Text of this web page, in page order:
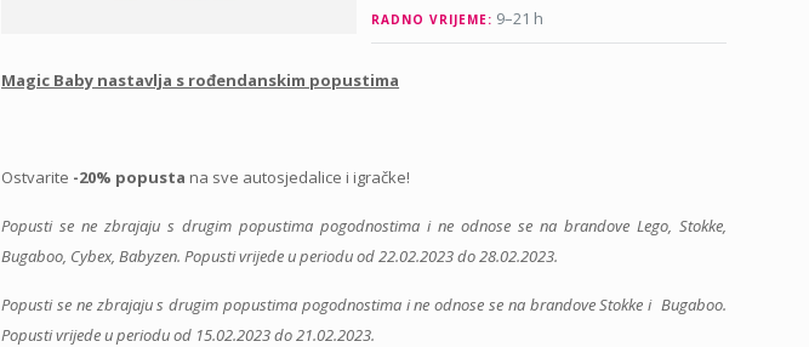
RADNO VRIJEME: 9–21 h
Magic Baby nastavlja s rođendanskim popustima
Ostvarite -20% popusta na sve autosjedalice i igračke!
Popusti se ne zbrajaju s drugim popustima pogodnostima i ne odnose se na brandove Lego, Stokke,
Bugaboo, Cybex, Babyzen. Popusti vrijede u periodu od 22.02.2023 do 28.02.2023.
Popusti se ne zbrajaju s drugim popustima pogodnostima i ne odnose se na brandove Stokke i Bugaboo.
Popusti vrijede u periodu od 15.02.2023 do 21.02.2023.